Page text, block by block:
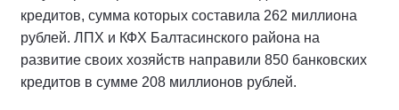
кредитов, сумма которых составила 262 миллиона
рублей. ЛПХ и КФХ Балтасинского района на
развитие своих хозяйств направили 850 банковских
кредитов в сумме 208 миллионов рублей.